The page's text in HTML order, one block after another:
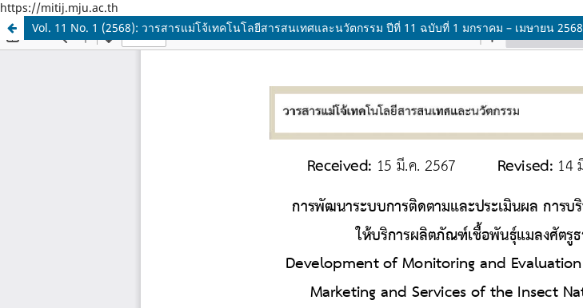
https://mitij.mju.ac.th
Vol. 11 No. 1 (2568): วารสารแม่โจ้เทคโนโลยีสารสนเทศและนวัตกรรม ปีที่ 11 ฉบับที่ 1 มกราคม – เมษายน 2568